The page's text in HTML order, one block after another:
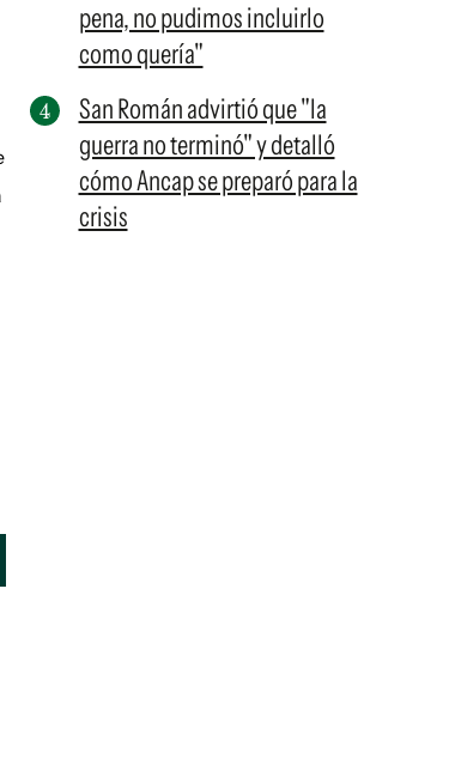
pena, no pudimos incluirlo
como quería"
San Román advirtió que "la
guerra no terminó" y detalló
cómo Ancap se preparó para la
crisis